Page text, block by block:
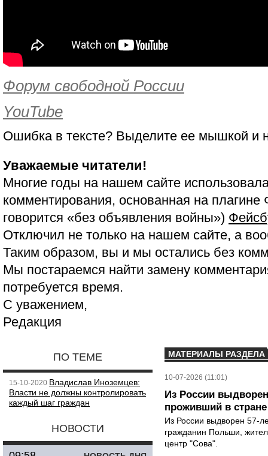
Форум свободной России
YouTube
Ошибка в тексте? Выделите ее мышкой и
Уважаемые читатели!
Многие годы на нашем сайте
комментирования, основанная на
говорится «без объявления войны»)
Отключил не только на нашем сайте, а
Таким образом, вы и мы остались без
Мы постараемся найти замену
потребуется время.
С уважением,
Редакция
ПО ТЕМЕ
15-10-2020 Владислав Иноземцев:
Власти не должны контролировать
каждый шаг граждан
НОВОСТИ
МАТЕРИАЛЫ РАЗДЕЛА
10-07-2026 (11:01)
Из России
проживший в стране
Из России выдворен 57-
гражданин Польши,
центр "Сова".